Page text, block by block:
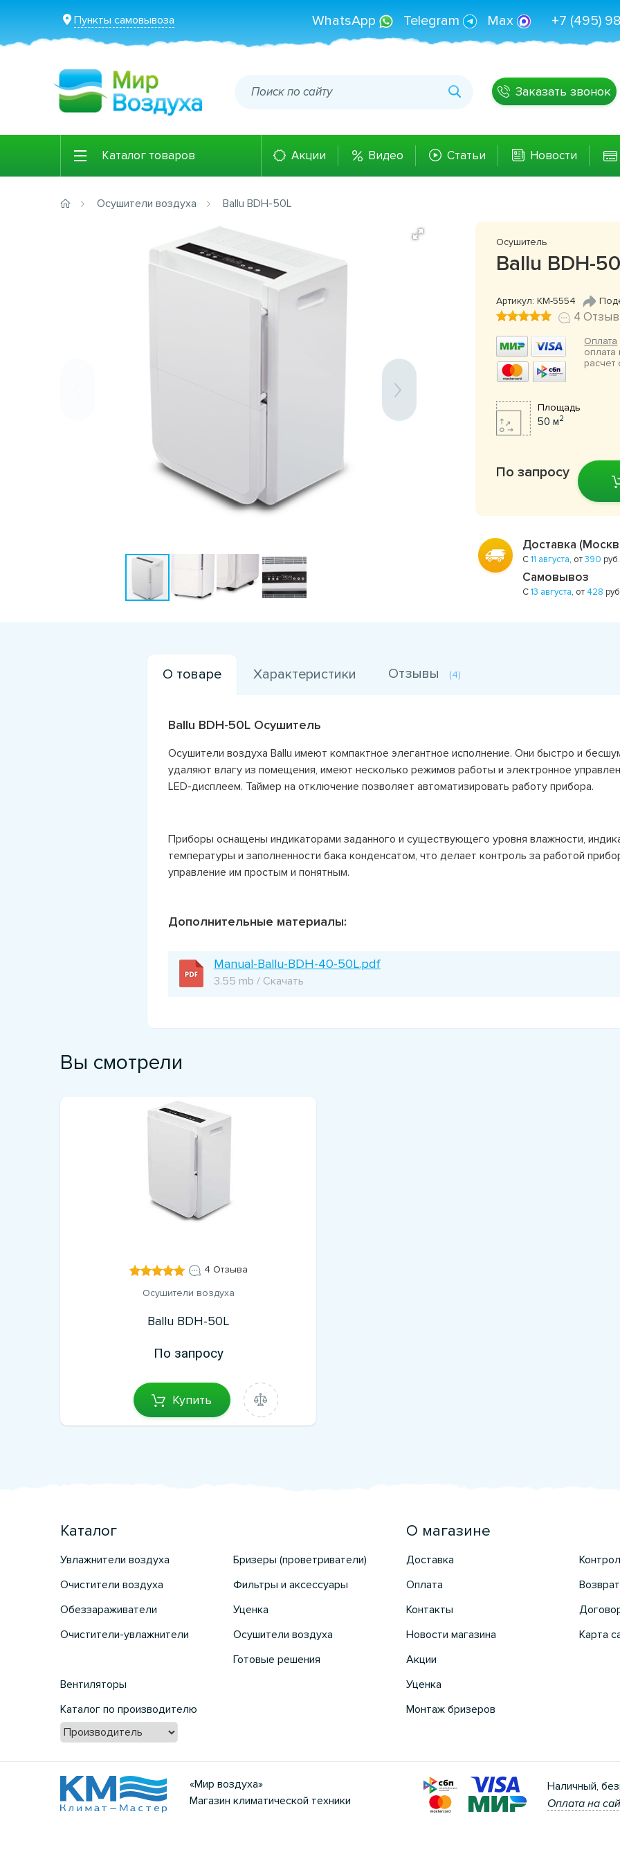
Пункты самовывоза +7 (495)
WhatsApp Telegram Max
Заказать звонок
Каталог товаров Акции Видео Статьи Новости
Осушители воздуха Ballu BDH-50L
Осушитель
Ballu BDH-
Артикул: КМ-5554
4
Оплата
оплата
расчет
Площадь
50 м2
По запросу
Доставка
С11 августа, от390 руб.
Самовывоз
С13 августа, от 428
О товаре Характеристики Отзывы (4)
Ballu BDH-50L Осушитель
Осушители воздуха Ballu имеют компактное элегантное исполнение. Они быстро и
удаляют влагу из помещения, имеют несколько режимов работы и электронное
LED-дисплеем. Таймер на отключение позволяет автоматизировать работу прибора.
Приборы оснащены индикаторами заданного и существующего уровня влажности,
температуры и заполненности бака конденсатом, что делает контроль за работой
управление им простым и понятным.
Дополнительные материалы:
Manual-Ballu-BDH-40-50L.pdf
3.55 mb / Скачать
Вы смотрели
4 Отзыва
Осушители воздуха
Ballu BDH-50L
По запросу
Купить
Каталог
Увлажнители воздуха
Очистители воздуха
Обеззараживатели
Очистители-увлажнители
Бризеры (проветриватели)
Фильтры и аксессуары
Уценка
Осушители воздуха
Готовые решения
Вентиляторы
Каталог по производителю
О магазине
Доставка
Оплата
Контакты
Новости магазина
Акции
Уценка
Монтаж бризеров
Карта
«Мир воздуха»
Магазин климатической техники
Наличный,
Оплата на